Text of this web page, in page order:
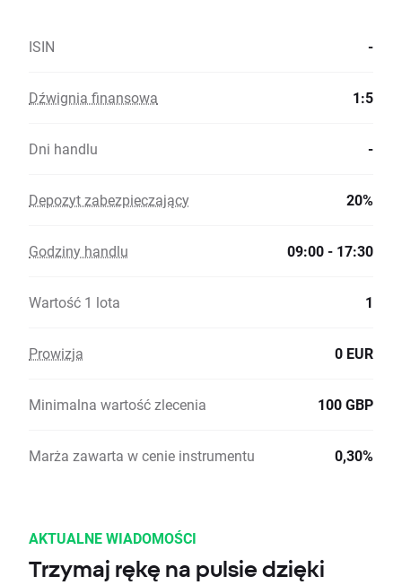
ISIN -
Dźwignia finansowa 1:5
Dni handlu -
Depozyt zabezpieczający 20%
Godziny handlu 09:00 - 17:30
Wartość 1 lota 1
Prowizja 0 EUR
Minimalna wartość zlecenia 100 GBP
Marża zawarta w cenie instrumentu 0,30%
AKTUALNE WIADOMOŚCI
Trzymaj rękę na pulsie dzięki